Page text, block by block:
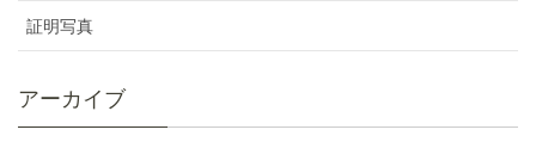
証明写真
アーカイブ